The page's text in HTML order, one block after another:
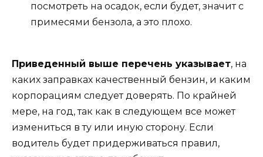
посмотреть на осадок, если будет, значит с
примесями бензола, а это плохо.
Приведенный выше перечень указывает, на
каких заправках качественный бензин, и каким
корпорациям следует доверять. По крайней
мере, на год, так как в следующем все может
измениться в ту или иную сторону. Если
водитель будет придерживаться правил,